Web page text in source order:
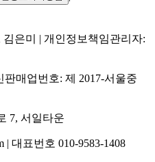
은미
| 개인정보책임관리자:
판매업번호: 제 2017-서울중
7, 서일타운
| 대표번호 010-9583-1408